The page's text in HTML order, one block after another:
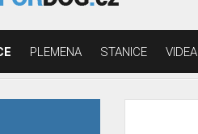
PLEMENA STANICE VIDEA